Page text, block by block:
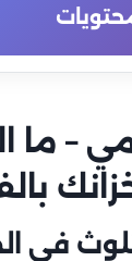
– ما